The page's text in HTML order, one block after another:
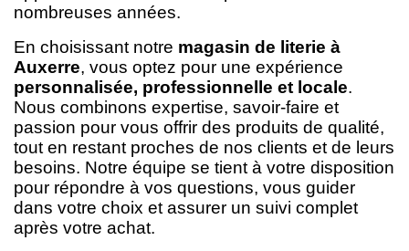
nombreuses années.
En choisissant notre magasin de literie à
Auxerre, vous optez pour une expérience
personnalisée, professionnelle et locale.
Nous combinons expertise, savoir-faire et
passion pour vous offrir des produits de qualité,
tout en restant proches de nos clients et de leurs
besoins. Notre équipe se tient à votre disposition
pour répondre à vos questions, vous guider
dans votre choix et assurer un suivi complet
après votre achat.